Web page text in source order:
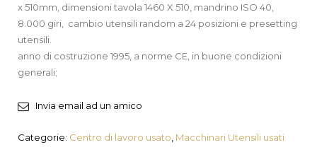
x 510mm, dimensioni tavola 1460 X 510, mandrino ISO 40,
8.000 giri, cambio utensili random a 24 posizioni e presetting
utensili.
anno di costruzione 1995, a norme CE, in buone condizioni
generali;
Invia email ad un amico
Categorie: Centro di lavoro usato Macchinari Utensili usati